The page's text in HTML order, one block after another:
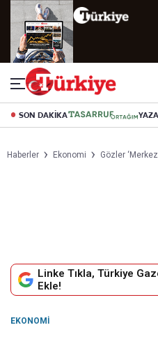
SON DAKİKA
Haberler Ekonomi Gözler
Linke Tıkla, Türkiye
Ekle!
EKONOMI